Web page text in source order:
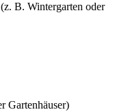
B. Wintergarten oder
Gartenhäuser)